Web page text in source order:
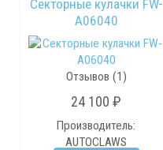
Секторные кулачки FW-
A06040
Отзывов (1)
24 100 ₽
Производитель:
AUTOCLAWS